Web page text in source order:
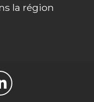
la région